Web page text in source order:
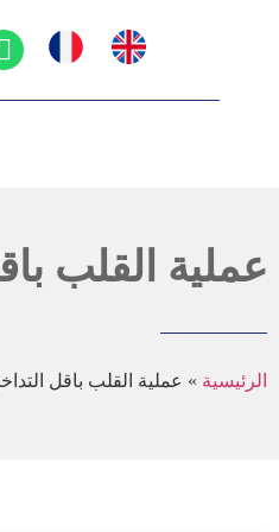
عملية القلب
الرئيسية » عملية القلب باقل